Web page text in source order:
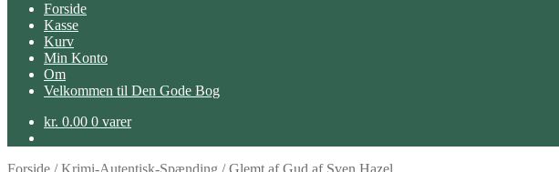
Forside
Kasse
Kurv
Min Konto
Om
Velkommen til Den Gode Bog
kr. 0.00 0 varer
Forside /Krimi-Autentisk-Spænding /Glemt af Gud af Sven Hazel